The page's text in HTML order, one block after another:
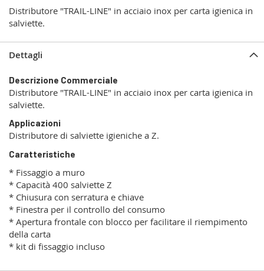
Distributore "TRAIL-LINE" in acciaio inox per carta igienica in
salviette.
Dettagli
Descrizione Commerciale
Distributore "TRAIL-LINE" in acciaio inox per carta igienica in
salviette.
Applicazioni
Distributore di salviette igieniche a Z.
Caratteristiche
* Fissaggio a muro
* Capacità 400 salviette Z
* Chiusura con serratura e chiave
* Finestra per il controllo del consumo
* Apertura frontale con blocco per facilitare il riempimento
della carta
* kit di fissaggio incluso